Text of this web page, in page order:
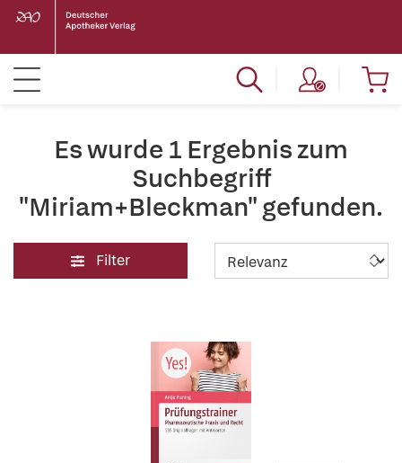
Es wurde 1 Ergebnis zum
Suchbegriff
"Miriam+Bleckman" gefunden.
Filter